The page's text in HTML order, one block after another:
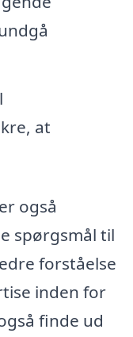
at
også
spørgsmål til
forståelse
inden for
finde ud